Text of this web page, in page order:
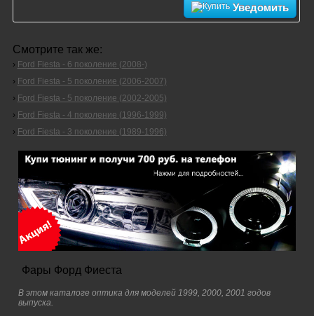
Уведомить
Смотрите так же:
› Ford Fiesta - 6 поколение (2008-)
› Ford Fiesta - 5 поколение (2006-2007)
› Ford Fiesta - 5 поколение (2002-2005)
› Ford Fiesta - 4 поколение (1996-1999)
› Ford Fiesta - 3 поколение (1989-1996)
Фары Форд Фиеста
В этом каталоге оптика для моделей 1999, 2000, 2001 годов
выпуска.